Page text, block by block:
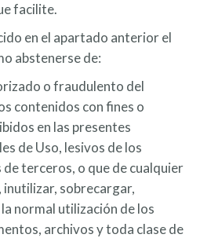
facilite.
en el apartado anterior el
abstenerse de:
o fraudulento del
contenidos con fines o
en las presentes
de Uso, lesivos de los
terceros, o que de cualquier
sobrecargar,
normal utilización de los
archivos y toda clase de